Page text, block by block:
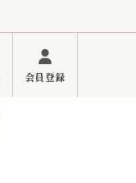
会員登録